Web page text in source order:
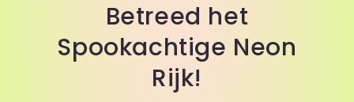
Betreed het
Spookachtige Neon
Rijk!